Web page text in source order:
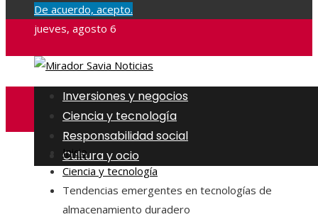
De acuerdo, acepto.
jueves, agosto 6
Inversiones y negocios
Ciencia y tecnología
Responsabilidad social
Cultura y ocio
Inicio
Ciencia y tecnología
Tendencias emergentes en tecnologías de
almacenamiento duradero